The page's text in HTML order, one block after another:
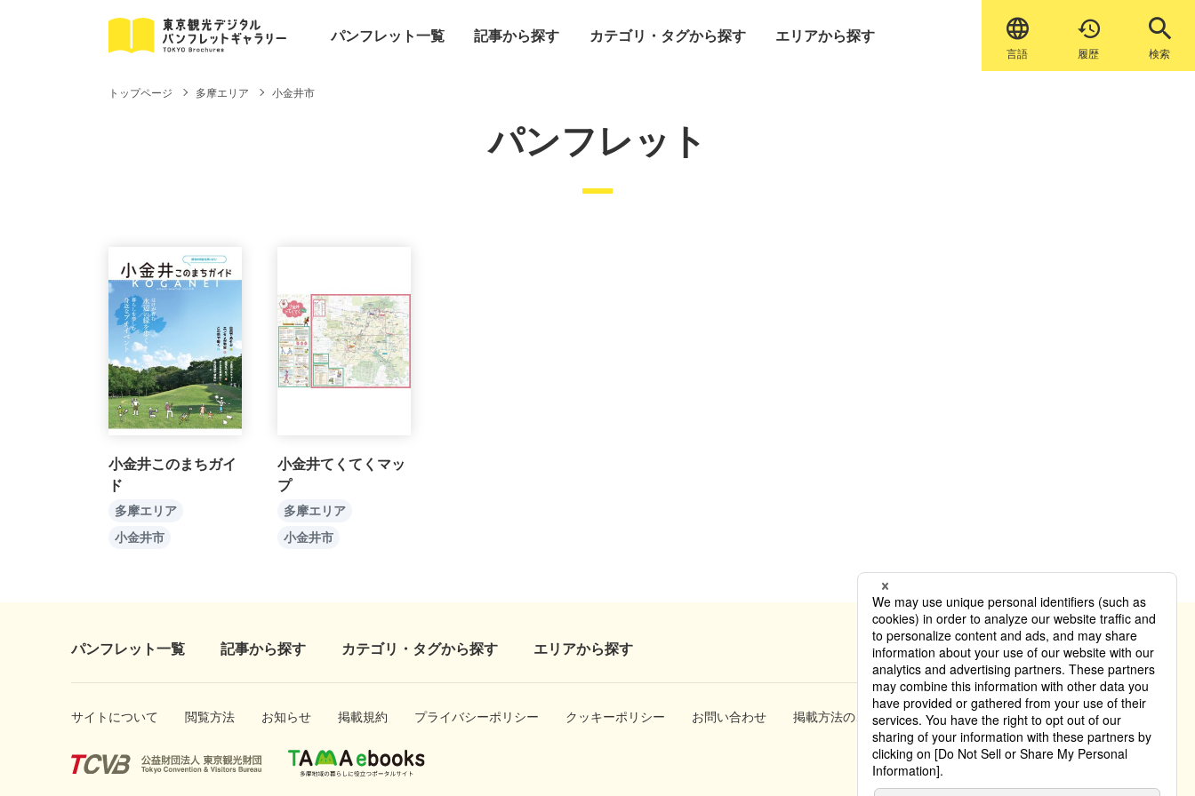

言語

履歴 検索
パンフレット一覧 記事から探す カテゴリ・タグから探す エリアから探す
トップページ 多摩エリア 小金井市
パンフレット
小金井このまちガイ
ド
多摩エリア
小金井市
小金井てくてくマッ
プ
多摩エリア
小金井市
パンフレット一覧 記事から探す カテゴリ・タグから探す エリアから探す
サイトについて 閲覧方法 お知らせ 掲載規約 プライバシーポリシー クッキーポリシー お問い合わせ 掲載方法のご案内